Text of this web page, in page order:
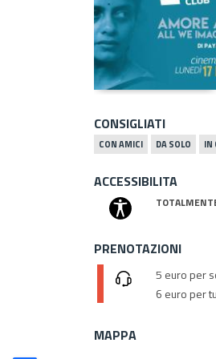
CONSIGLIATI
CON AMICI DA SOLO IN
ACCESSIBILITA
PRENOTAZIONI
5 euro per
6 euro per
MAPPA